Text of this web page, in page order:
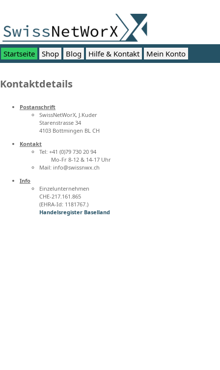
Startseite Shop Blog Hilfe & Kontakt Mein Konto
Kontaktdetails
Postanschrift
SwissNetWorX, J.Kuder
Starenstrasse 34
4103 Bottmingen BL CH
Kontakt
Tel: +41 (0)79 730 20 94
Mo-Fr 8-12 & 14-17 Uhr
Mail: info@swissnwx.ch
Info
Einzelunternehmen
CHE-217.161.865
(EHRA-Id: 1181767.)
Handelsregister Baselland